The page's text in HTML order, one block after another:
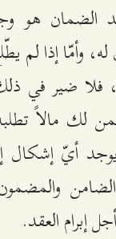
الضمان هو
وأمّا إذا لم
فلا ضير في
لك مالاً
أيّ إشكال
إبرام العقد.